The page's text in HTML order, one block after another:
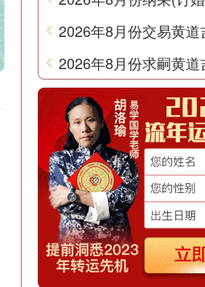
2026年8月份交易黄道
2026年8月份求嗣黄道